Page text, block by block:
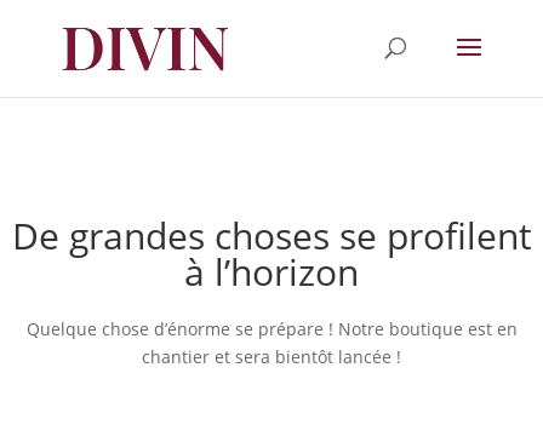
De grandes choses se profilent
à l’horizon
Quelque chose d’énorme se prépare ! Notre boutique est en
chantier et sera bientôt lancée !